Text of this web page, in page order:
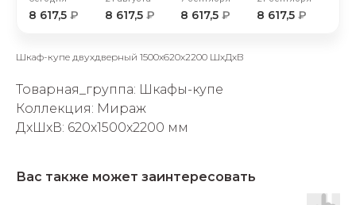
8 617,5 ₽ 8 617,5 ₽ 8 617,5 ₽ 8 617,5 ₽
раз в 2 недели
Шкаф-купе двухдверный 1500х620х2200 ШхДхВ
Товарная_группа: Шкафы-купе
Коллекция: Мираж
ДxШxВ: 620x1500x2200 мм
Вас также может заинтересовать